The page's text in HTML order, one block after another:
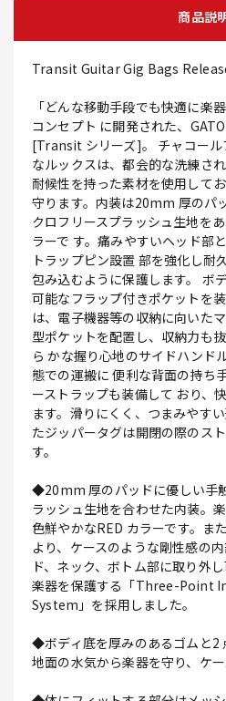
商品説
Transit Guitar Gig Bags
「どんな移動手段でも快適に楽
コンセプト に開発された、
[Transit シリーズ]。 チャコール
なルックスは、都会的な洗練さ
耐候性を持った素材を使用して
守ります。内装は20mm 厚のパ
クロフリースプラッシュ生地を
ラーで す。痛みやすいヘッド部
トラップピン設置 部を強化し耐
包み込むように保護します。 ボ
可能なフラップ付きポケットを
は、電子機器等の収納に向いた
型ポケットを配置し、収納力も
ら かな握り心地のサイドハンド
態での運搬に 便利な背面の持ち
ーストラップも装備して おり、
ます。滑りにくく、つまみやす
たジッパータグは開閉の際のス
す。
◆20mm 厚のパッドに優しい手
ラッシュ生地を合わせた内装。
色鮮やかなRED カラーです。ま
より、ケースのような剛性感の
ド、ネック、ボトム部に取り外
楽器を保護する「Three-Point
System」を採用しました。
◆ボディ底を厚みのあるゴムと2
地面の水気から楽器を守り、ケー